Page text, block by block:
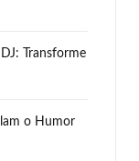
Transforme
o Humor